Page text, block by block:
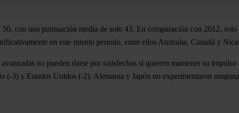
con una puntuación media de solo 43. En comparación con 2012,
en este mismo periodo, entre ellos Australia, Canadá y
no pueden darse por satisfechas si quieren mantener su
(-3) y Estados Unidos (-2). Alemania y Japón no experimentaron